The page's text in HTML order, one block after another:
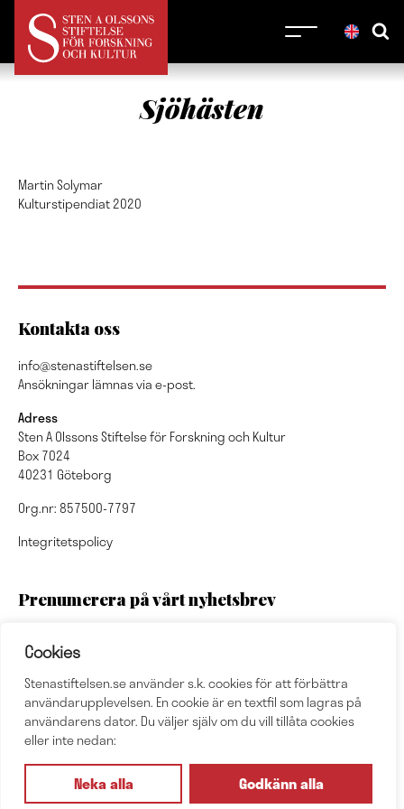
Cookies
Stenastiftelsen.se använder s.k. cookies för att förbättra
användarupplevelsen. En cookie är en textfil som lagras på
användarens dator. Du väljer själv om du vill tillåta cookies
eller inte nedan:
Neka alla Godkänn alla
Sjöhästen
Martin Solymar
Kulturstipendiat 2020
Kontakta oss
info@stenastiftelsen.se
Ansökningar lämnas via e-post.
Adress
Sten A Olssons Stiftelse för Forskning och Kultur
Box 7024
40231 Göteborg
Org.nr: 857500-7797
Integritetspolicy
Prenumerera på vårt nyhetsbrev
Nyhetsbrevsarkiv
Följ oss